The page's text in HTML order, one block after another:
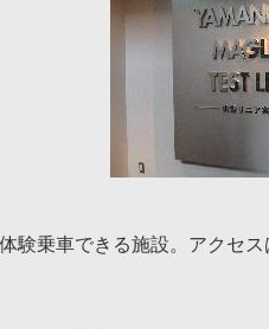
験乗車できる施設。アクセ